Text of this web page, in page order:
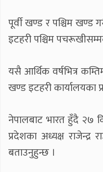
पूर्वी खण्ड र पश्चिम खण्ड
इटहरी पश्चिम
यसै आर्थिक वर्षभित्र
खण्ड इटहरी कार्यालयका
नेपालबाट भारत हुँदै २७
प्रदेशका अध्यक्ष
बताउनुहुन्छ ।